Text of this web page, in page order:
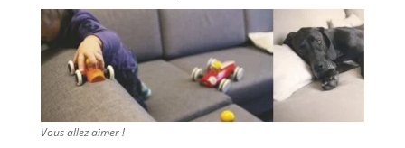
Vous allez aimer !